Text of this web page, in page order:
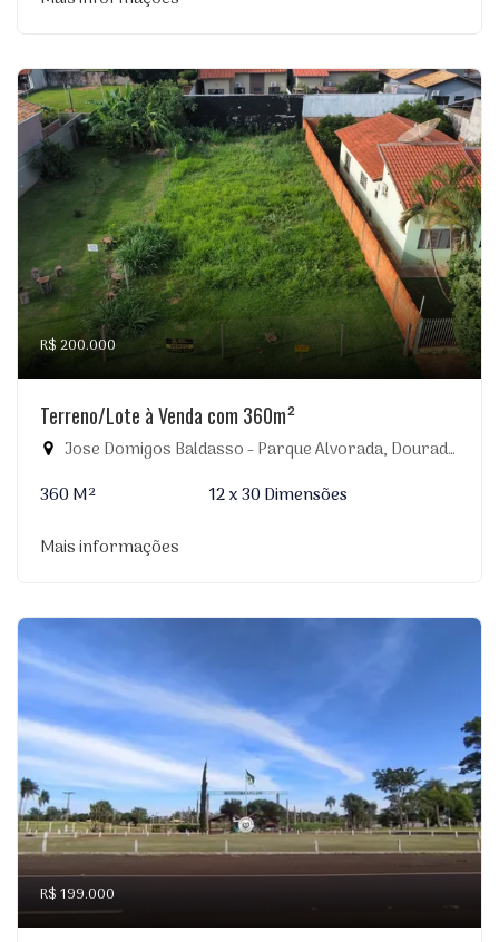
R$ 200.000
Terreno/Lote à Venda com 360m²
Jose Domigos Baldasso - Parque Alvorada, Dourados-MS
360 M²
12 x 30 Dimensões
Mais informações
R$ 199.000